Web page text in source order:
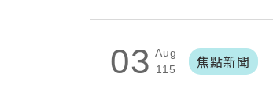
03 Aug
115
焦點新聞